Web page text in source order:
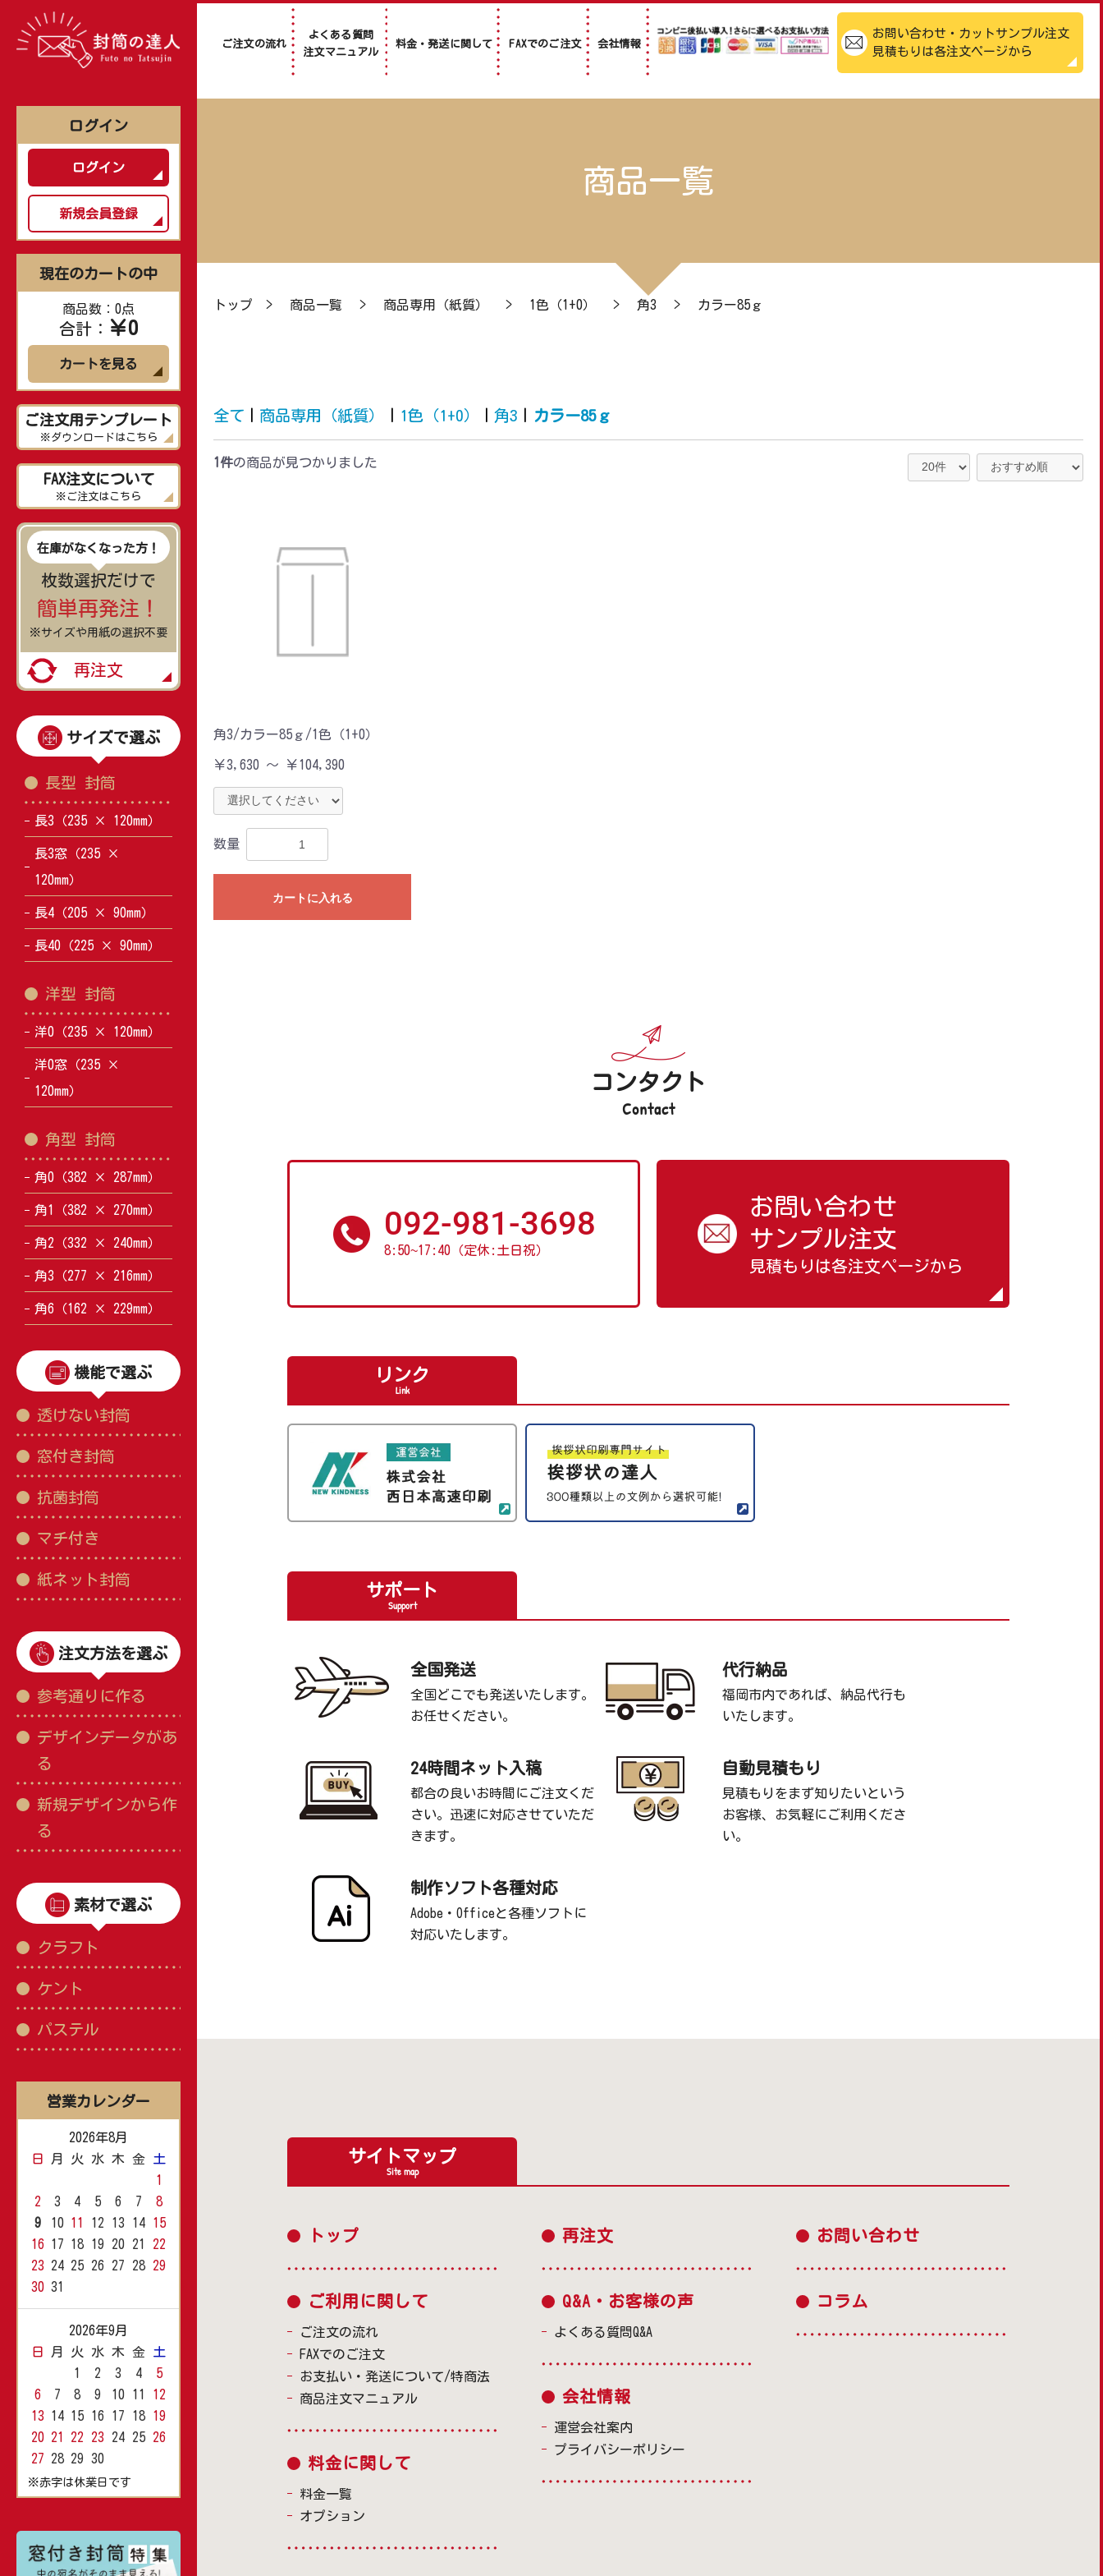
ご注文の流れ
よくある質問
注文マニュアル
料金・発送に関して FAXでのご注文 会社情報
お問い合わせ・カットサンプル注文
見積もりは各注文ページから
ログイン
ログイン
新規会員登録
現在のカートの中
商品数：0点
合計： ￥0
カートを見る
ご注文用テンプレート
※ダウンロードはこちら
FAX注文について
※ご注文はこちら
在庫がなくなった方！
枚数選択だけで
簡単再発注！
※サイズや用紙の選択不要
再注文
サイズで選ぶ
長型 封筒
長3（235 × 120mm）
長3窓（235 ×
120mm）
長4（205 × 90mm）
長40（225 × 90mm）
洋型 封筒
洋0（235 × 120mm）
洋0窓（235 ×
120mm）
角型 封筒
角0（382 × 287mm）
角1（382 × 270mm）
角2（332 × 240mm）
角3（277 × 216mm）
角6（162 × 229mm）
機能で選ぶ
透けない封筒
窓付き封筒
抗菌封筒
マチ付き
紙ネット封筒
注文方法を選ぶ
参考通りに作る
デザインデータがあ
る
新規デザインから作
る
素材で選ぶ
クラフト
ケント
パステル
営業カレンダー
2026年8月
日
月 火 水 木 金
土
1
2
3 4 5 6 7
8
9
10 11 12 13 14
15
16
17 18 19 20 21
22
23 24 25 26 27 28
29
30 31
2026年9月
日
月 火 水 木 金
土
1
2 3 4
5
6
7 8 9 10 11
12
13 14 15 16 17 18
19
20 21 22 23 24 25
26
27
28 29 30
※赤字は休業日です
商品一覧
トップ > 商品一覧 > 商品専用（紙質） > 1色（1+0） > 角3 > カラー85ｇ
全て 商品専用（紙質） 1色（1+0） 角3 カラー85ｇ
1件の商品が見つかりました
角3/カラー85ｇ/1色（1+0）
￥3,630 ～ ￥104,390
数量
カートに入れる
コンタクト
Contact
092-981-3698
8:50~17:40（定休:土日祝）
お問い合わせ
サンプル注文
見積もりは各注文ページから
リンク
Link
サポート
Support
全国発送
全国どこでも発送いたします。
お任せください。
代行納品
福岡市内であれば、納品代行も
いたします。
24時間ネット入稿
都合の良いお時間にご注文くだ
さい。迅速に対応させていただ
きます。
自動見積もり
見積もりをまず知りたいという
お客様、お気軽にご利用くださ
い。
制作ソフト各種対応
Adobe・Officeと各種ソフトに
対応いたします。
サイトマップ
Site map
トップ
ご利用に関して
ご注文の流れ
FAXでのご注文
お支払い・発送について/特商法
商品注文マニュアル
料金に関して
料金一覧
オプション
再注文
Q&A・お客様の声
よくある質問Q&A
会社情報
運営会社案内
プライバシーポリシー
お問い合わせ
コラム